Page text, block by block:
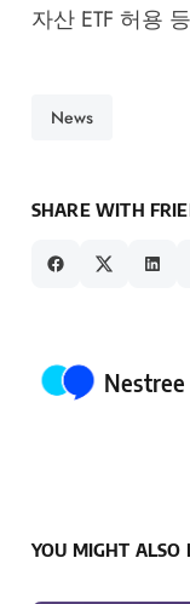
자산 ETF 허용
News
SHARE WITH
Posted by
Nestree
YOU MIGHT ALSO